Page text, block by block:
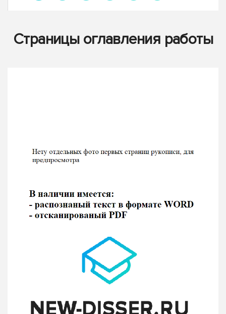
Страницы оглавления работы